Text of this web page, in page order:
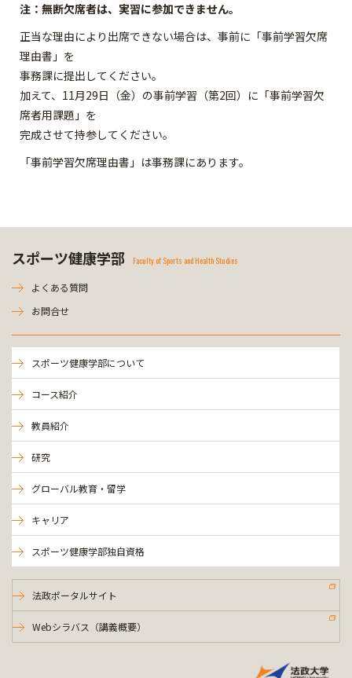
注：無断欠席者は、実習に参加できません。
正当な理由により出席できない場合は、事前に「事前学習欠席
理由書」を
事務課に提出してください。
加えて、11月29日（金）の事前学習（第2回）に「事前学習欠
席者用課題」を
完成させて持参してください。
「事前学習欠席理由書」は事務課にあります。
スポーツ健康学部 Faculty of Sports and Health Studies
よくある質問
お問合せ
スポーツ健康学部について
コース紹介
教員紹介
研究
グローバル教育・留学
キャリア
スポーツ健康学部独自資格
法政ポータルサイト
Webシラバス（講義概要）